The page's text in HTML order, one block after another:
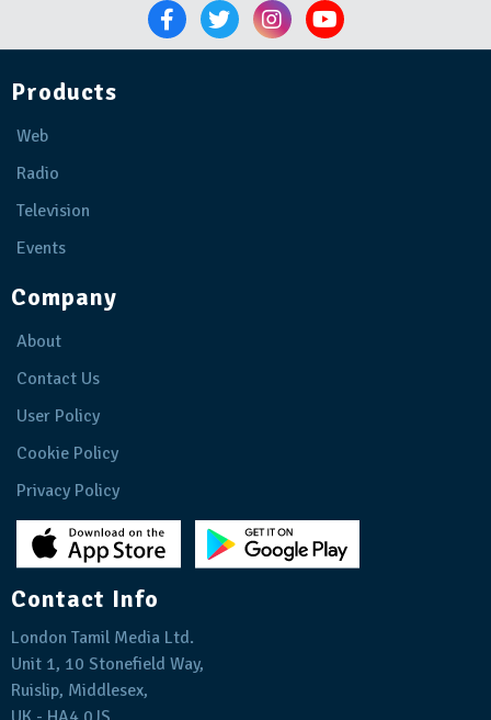
Products
Web
Radio
Television
Events
Company
About
Contact Us
User Policy
Cookie Policy
Privacy Policy
Contact Info
London Tamil Media Ltd.
Unit 1, 10 Stonefield Way,
Ruislip, Middlesex,